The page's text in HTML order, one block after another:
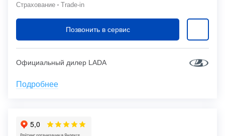
Страхование
Trade-in
Позвонить в сервис
Официальный дилер LADA
Подробнее